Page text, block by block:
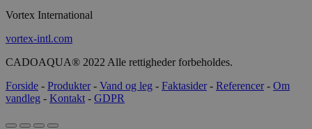
Vortex International
vortex-intl.com
CADOAQUA® 2022 Alle rettigheder forbeholdes.
Forside - Produkter- Vand og leg - Faktasider- Referencer- Om
vandleg - Kontakt - GDPR